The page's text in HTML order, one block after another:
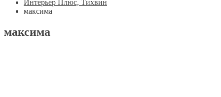
Интерьер Плюс, Тихвин
максима
максима